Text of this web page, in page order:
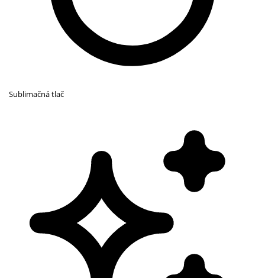
Sublimačná tlač